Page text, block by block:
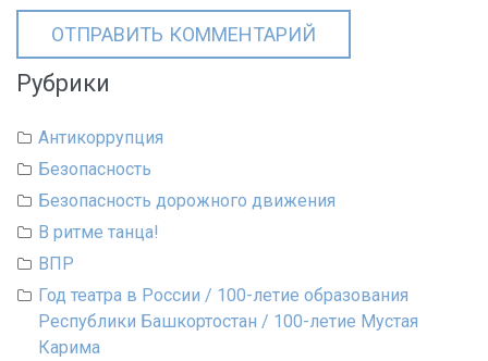
Рубрики
Антикоррупция
Безопасность
Безопасность дорожного движения
В ритме танца!
ВПР
Год театра в России / 100-летие образования
Республики Башкортостан / 100-летие Мустая
Карима